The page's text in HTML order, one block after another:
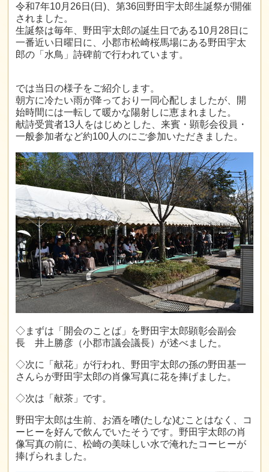
令和7年10月26日(日)、第36回野田宇太郎生誕祭が開催
されました。
生誕祭は毎年、野田宇太郎の誕生日である10月28日に
一番近い日曜日に、小郡市松崎桜馬場にある野田宇太
郎の「水鳥」詩碑前で行われています。
では当日の様子をご紹介します。
朝方に冷たい雨が降っており一同心配しましたが、開
始時間には一転して暖かな陽射しに恵まれました。
献詩受賞者13 人 をはじめとした、来賓・顕彰会役員・
一般参加者など約100 人のにご参加いただきました。
◇まずは「開会のことば」を野田宇太郎顕彰会副会
長 井上勝彦（小郡市議会議長）が述べました。
◇次に「献花」が行われ、野田宇太郎の孫の野田基一
さんらが野田宇太郎の肖像写真に花を捧げました。
◇次は「献茶」です。
野田宇太郎は生前、お酒を嗜(たしな)むことはなく、コ
ーヒーを好んで飲んでいたそうです。野田宇太郎の肖
像写真の前に、松崎の美味しい水で淹れたコーヒーが
捧げられました。